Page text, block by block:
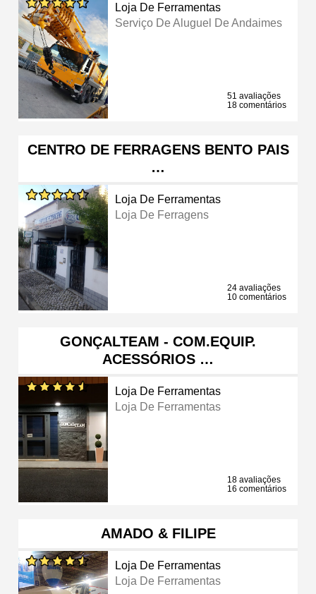
Loja De Ferramentas
Serviço De Aluguel De Andaimes
51 avaliações
18 comentários
CENTRO DE FERRAGENS BENTO PAIS
…
Loja De Ferramentas
Loja De Ferragens
24 avaliações
10 comentários
GONÇALTEAM - COM.EQUIP.
ACESSÓRIOS …
Loja De Ferramentas
Loja De Ferramentas
18 avaliações
16 comentários
AMADO & FILIPE
Loja De Ferramentas
Loja De Ferramentas